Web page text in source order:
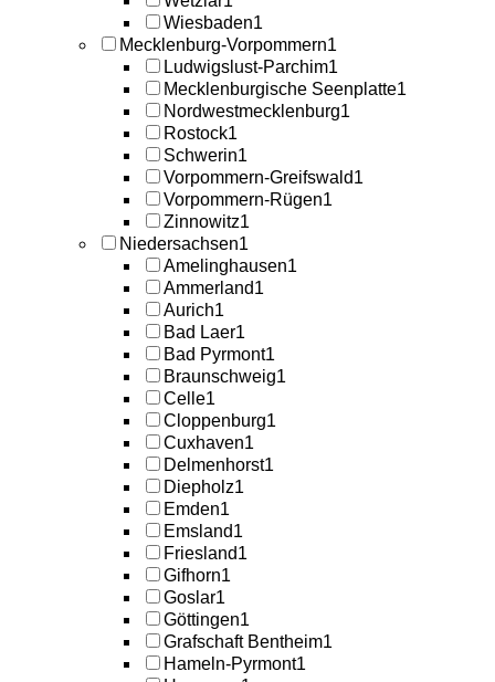
Wiesbaden1
Mecklenburg-Vorpommern1
Ludwigslust-Parchim1
Mecklenburgische Seenplatte1
Nordwestmecklenburg1
Rostock1
Schwerin1
Vorpommern-Greifswald1
Vorpommern-Rügen1
Zinnowitz1
Niedersachsen1
Amelinghausen1
Ammerland1
Aurich1
Bad Laer1
Bad Pyrmont1
Braunschweig1
Celle1
Cloppenburg1
Cuxhaven1
Delmenhorst1
Diepholz1
Emden1
Emsland1
Friesland1
Gifhorn1
Goslar1
Göttingen1
Grafschaft Bentheim1
Hameln-Pyrmont1